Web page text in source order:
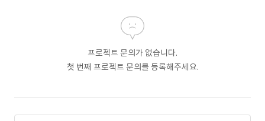
프로젝트 문의가 없습니다.
첫 번째 프로젝트 문의를 등록해주세요.